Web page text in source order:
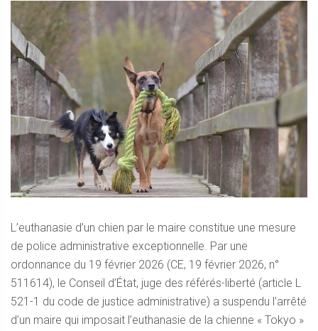
L’euthanasie d’un chien par le maire constitue une mesure
de police administrative exceptionnelle. Par une
ordonnance du 19 février 2026 (CE, 19 février 2026, n°
511614), le Conseil d’État, juge des référés-liberté (article L
521-1 du code de justice administrative) a suspendu l’arrêté
d’un maire qui imposait l’euthanasie de la chienne « Tokyo »